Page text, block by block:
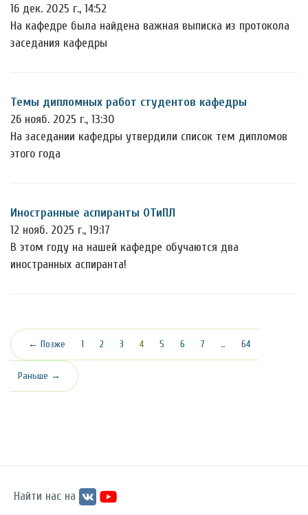
16 дек. 2025 г., 14:52
На кафедре была найдена важная выписка из протокола
заседания кафедры
Темы дипломных работ студентов кафедры
26 нояб. 2025 г., 13:30
На заседании кафедры утвердили список тем дипломов
этого года
Иностранные аспиранты ОТиПЛ
12 нояб. 2025 г., 19:17
В этом году на нашей кафедре обучаются два
иностранных аспиранта!
← Позже 1 2 3 4(текущая)
5 6 7 … 64
Раньше →
Найти нас на